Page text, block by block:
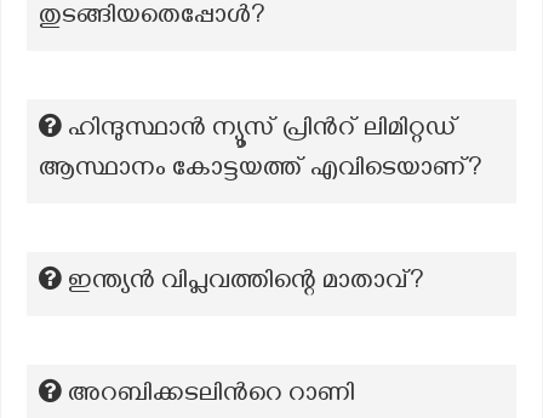
തുടങ്ങിയതെപ്പോള്‍?
ഹിന്ദുസ്ഥാൻ ന്യൂസ് പ്രിൻറ് ലിമിറ്റഡ്
ആസ്ഥാനം കോട്ടയത്ത് എവിടെയാണ്?
ഇന്ത്യൻ വിപ്ലവത്തിന്റെ മാതാവ്?
അറബിക്കടലിൻറെ റാണി